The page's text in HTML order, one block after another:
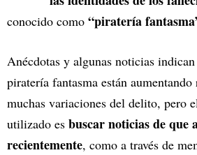
conocido como “piratería
Anécdotas y algunas noticias
piratería fantasma están
muchas variaciones del delito, pero
utilizado es buscar noticias de que
recientemente, como a través de